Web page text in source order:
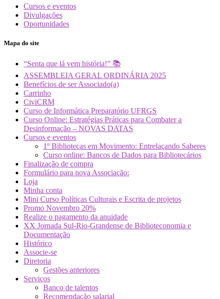
Cursos e eventos
Divulgações
Oportunidades
Mapa do site
“Senta que lá vem história!” 📚
ASSEMBLEIA GERAL ORDINÁRIA 2025
Benefícios de ser Associado(a)
Carrinho
CiviCRM
Curso de Informática Preparatório UFRGS
Curso Online: Estratégias Práticas para Combater a
Desinformação – NOVAS DATAS
Cursos e eventos
1º Bibliotecas em Movimento: Entrelaçando Saberes
Curso online: Bancos de Dados para Bibliotecários
Finalização de compra
Formulário para nova Associação:
Loja
Minha conta
Mini Curso Políticas Culturais e Escrita de projetos
Promo Novembro 20%
Realize o pagamento da anuidade
XX Jornada Sul-Rio-Grandense de Biblioteconomia e
Documentação
Histórico
Associe-se
Diretoria
Gestões anteriores
Serviços
Banco de talentos
Recomendação salarial